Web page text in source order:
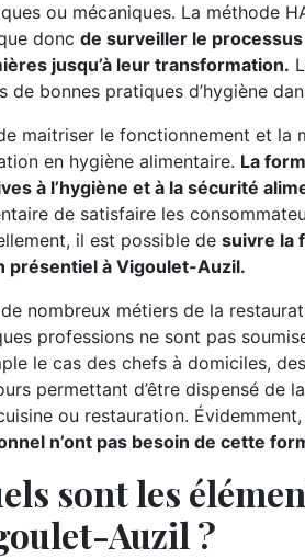
ou mécaniques. La méthode
donc de surveiller le
jusqu’à leur transformation.
de bonnes pratiques d’hygiène
maitriser le fonctionnement et la
en hygiène alimentaire. La
à l’hygiène et à la sécurité
de satisfaire les
il est possible de suivre la
présentiel à Vigoulet-Auzil.
nombreux métiers de la
professions ne sont pas
le cas des chefs à domiciles,
permettant d’être dispensé de
ou restauration. Évidemment,
n’ont pas besoin de cette
sont les
Auzil ?